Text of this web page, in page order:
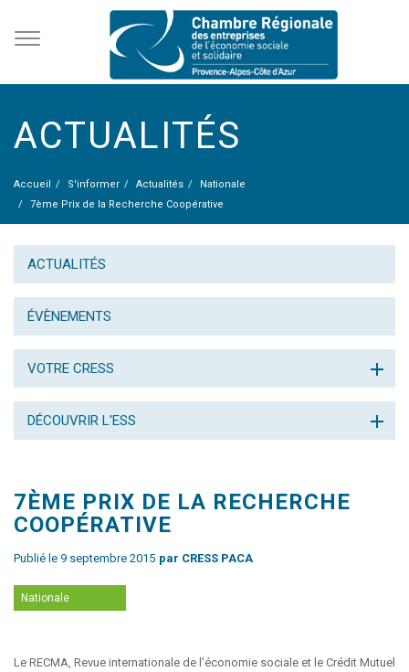
ACTUALITÉS
Accueil S'informer Actualités
Nationale
7ème Prix de la Recherche Coopérative
ACTUALITÉS
ÉVÈNEMENTS
VOTRE CRESS
DÉCOUVRIR L'ESS
7ÈME PRIX DE LA RECHERCHE
COOPÉRATIVE
Publié le 9 septembre 2015 par CRESS PACA
Nationale
Le RECMA, Revue internationale de l'économie sociale et le Crédit Mutuel